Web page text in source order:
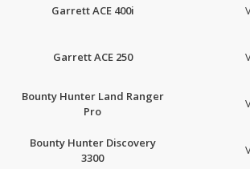
Garrett ACE 400i
Garrett ACE 250
Bounty Hunter Land Ranger
Pro
Bounty Hunter Discovery
3300